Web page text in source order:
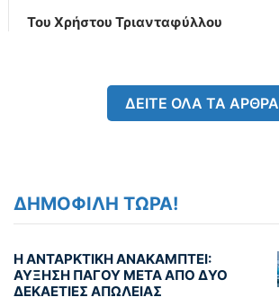
Του Χρήστου Τριανταφύλλου
ΔΕΙΤΕ ΟΛΑ ΤΑ ΑΡΘΡΑ
ΔΗΜΟΦΙΛΗ ΤΩΡΑ!
Η ΑΝΤΑΡΚΤΙΚΗ ΑΝΑΚΑΜΠΤΕΙ:
ΑΥΞΗΣΗ ΠΑΓΟΥ ΜΕΤΑ ΑΠΟ ΔΥΟ
ΔΕΚΑΕΤΙΕΣ ΑΠΩΛΕΙΑΣ